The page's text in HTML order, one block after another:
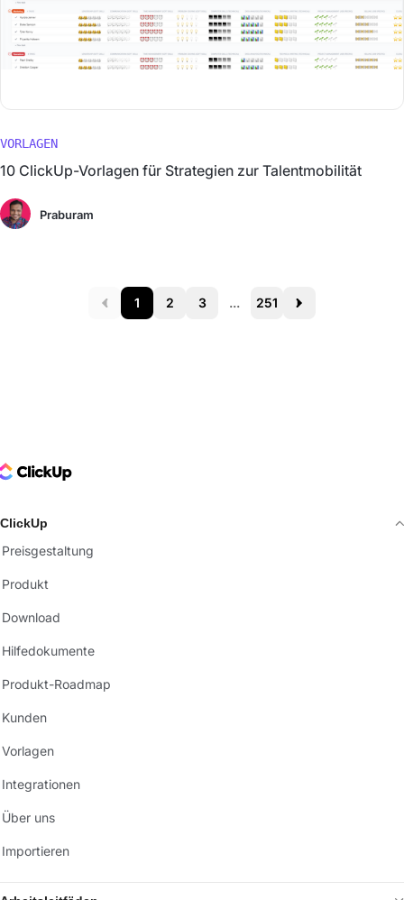
VORLAGEN
10 ClickUp-Vorlagen für Strategien zur Talentmobilität
Praburam
Prev 1 2 3 ... 251 Next
Logo
ClickUp
Preisgestaltung
Produkt
Download
Hilfedokumente
Produkt-Roadmap
Kunden
Vorlagen
Integrationen
Über uns
Importieren